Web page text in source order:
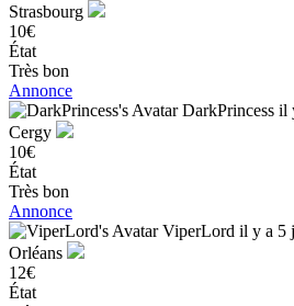
Strasbourg
10€
État
Très bon
Annonce
DarkPrincess il
Cergy
10€
État
Très bon
Annonce
ViperLord il y a 5
Orléans
12€
État